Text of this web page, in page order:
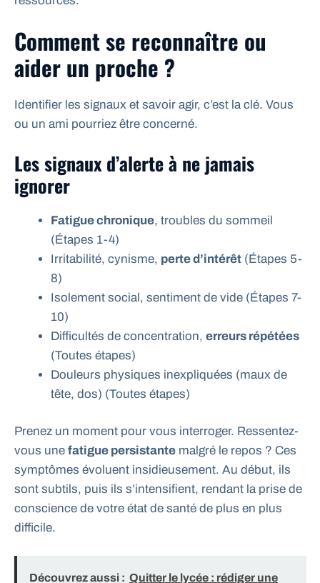
Comment se reconnaître ou
aider un proche ?
Identifier les signaux et savoir agir, c’est la clé. Vous
ou un ami pourriez être concerné.
Les signaux d’alerte à ne jamais
ignorer
Fatigue chronique, troubles du sommeil
(Étapes 1-4)
Irritabilité, cynisme, perte d’intérêt (Étapes 5-
8)
Isolement social, sentiment de vide (Étapes 7-
10)
Difficultés de concentration, erreurs répétées
(Toutes étapes)
Douleurs physiques inexpliquées (maux de
tête, dos) (Toutes étapes)
Prenez un moment pour vous interroger. Ressentez-
vous une fatigue persistante malgré le repos ? Ces
symptômes évoluent insidieusement. Au début, ils
sont subtils, puis ils s’intensifient, rendant la prise de
conscience de votre état de santé de plus en plus
difficile.
Découvrez aussi : Quitter le lycée : rédiger une